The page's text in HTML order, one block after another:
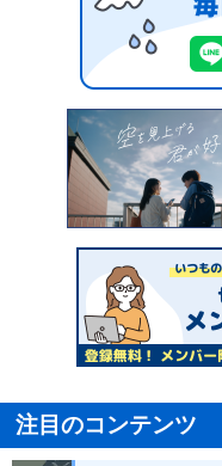
注目のコンテンツ